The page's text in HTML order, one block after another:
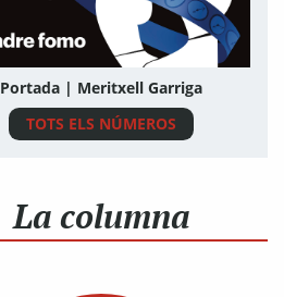
Portada | Meritxell Garriga
TOTS ELS NÚMEROS
La columna